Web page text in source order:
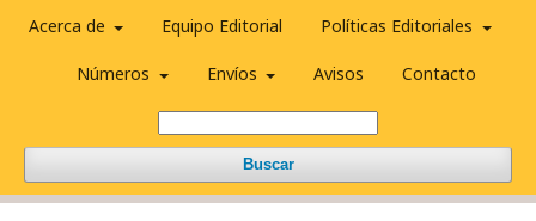
Acerca de Equipo Editorial Políticas Editoriales
Números Envíos Avisos Contacto
Buscar